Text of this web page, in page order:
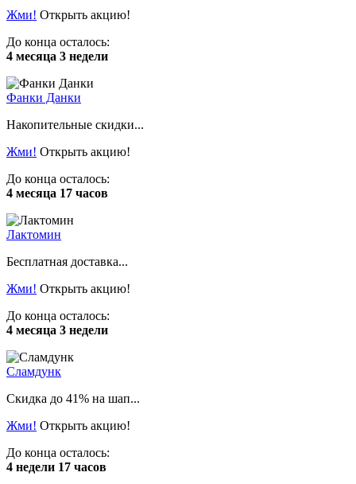
Жми! Открыть акцию!
До конца осталось:
4 месяца 3 недели
Фанки Данки
Накопительные скидки...
Жми! Открыть акцию!
До конца осталось:
4 месяца 17 часов
Лактомин
Бесплатная доставка...
Жми! Открыть акцию!
До конца осталось:
4 месяца 3 недели
Сламдунк
Скидка до 41% на шап...
Жми! Открыть акцию!
До конца осталось:
4 недели 17 часов